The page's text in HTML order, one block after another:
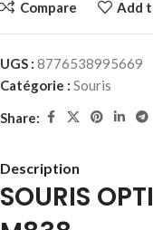
Compare Add
UGS : 8776538995669
Catégorie : Souris
Share:
Description
SOURIS